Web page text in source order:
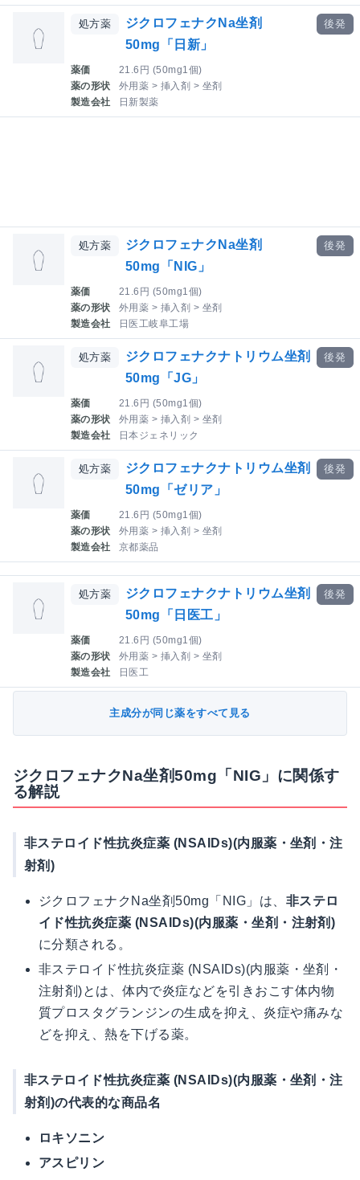
処方薬
ジクロフェナクNa坐剤
50mg「日新」
薬価
21.6円 (50mg1個)
薬の形状
外用薬 > 挿入剤 > 坐剤
製造会社
日新製薬
後発
処方薬
ジクロフェナクNa坐剤
50mg「NIG」
薬価
21.6円 (50mg1個)
薬の形状
外用薬 > 挿入剤 > 坐剤
製造会社
日医工岐阜工場
後発
処方薬
ジクロフェナクナトリウム坐剤
50mg「JG」
薬価
21.6円 (50mg1個)
薬の形状
外用薬 > 挿入剤 > 坐剤
製造会社
日本ジェネリック
後発
処方薬
ジクロフェナクナトリウム坐剤
50mg「ゼリア」
薬価
21.6円 (50mg1個)
薬の形状
外用薬 > 挿入剤 > 坐剤
製造会社
京都薬品
後発
処方薬
ジクロフェナクナトリウム坐剤
50mg「日医工」
薬価
21.6円 (50mg1個)
薬の形状
外用薬 > 挿入剤 > 坐剤
製造会社
日医工
後発
主成分が同じ薬をすべて見る
ジクロフェナクNa坐剤50mg「NIG」に関係す
る解説
非ステロイド性抗炎症薬 (NSAIDs)(内服薬・坐剤・注
射剤)
ジクロフェナクNa坐剤50mg「NIG」は、 非ステロ
イド性抗炎症薬 (NSAIDs)(内服薬・坐剤・注射剤)
に分類される。
非ステロイド性抗炎症薬 (NSAIDs)(内服薬・坐剤・
注射剤)とは、体内で炎症などを引きおこす体内物
質プロスタグランジンの生成を抑え、炎症や痛みな
どを抑え、熱を下げる薬。
非ステロイド性抗炎症薬 (NSAIDs)(内服薬・坐剤・注
射剤)の代表的な商品名
ロキソニン
アスピリン